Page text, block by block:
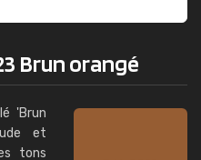
Brun orangé
'Brun
et
tons